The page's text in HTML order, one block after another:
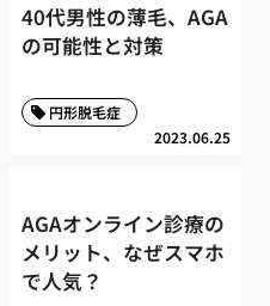
40代男性の薄毛、AGA
の可能性と対策
2023.06.25
円形脱毛症
AGAオンライン診療の
メリット、なぜスマホ
で人気？